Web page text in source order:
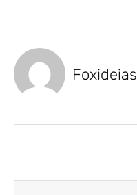
Foxideias